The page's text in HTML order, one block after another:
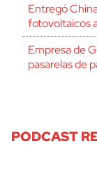
Entregó
fotovoltaicos
Empresa de
pasarelas de
PODCAST